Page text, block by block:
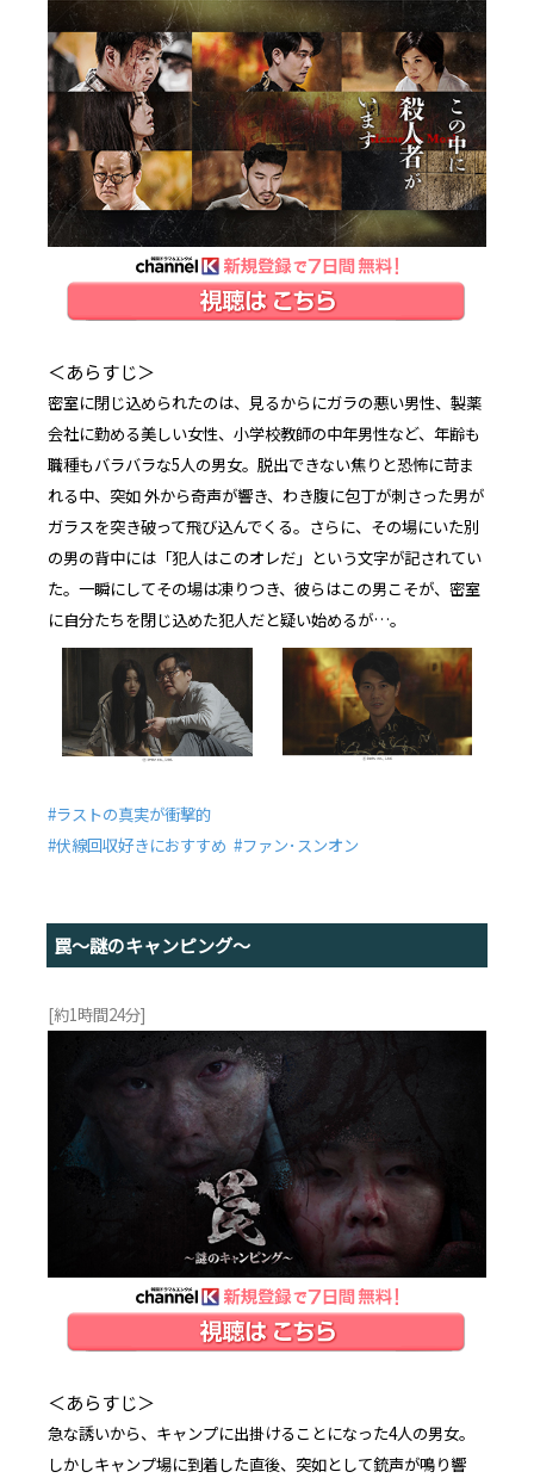
＜あらすじ＞
密室に閉じ込められたのは、見るからにガラの悪い男性、製薬
会社に勤める美しい女性、小学校教師の中年男性など、年齢も
職種もバラバラな5人の男女。脱出できない焦りと恐怖に苛ま
れる中、突如 外から奇声が響き、わき腹に包丁が刺さった男が
ガラスを突き破って飛び込んでくる。さらに、その場にいた別
の男の背中には「犯人はこのオレだ」という文字が記されてい
た。一瞬にしてその場は凍りつき、彼らはこの男こそが、密室
に自分たちを閉じ込めた犯人だと疑い始めるが…。
#ラストの真実が衝撃的
#伏線回収好きにおすすめ #ファン･スンオン
罠〜謎のキャンピング〜
[約1時間24分]
＜あらすじ＞
急な誘いから、キャンプに出掛けることになった4人の男女。
しかしキャンプ場に到着した直後、突如として銃声が鳴り響